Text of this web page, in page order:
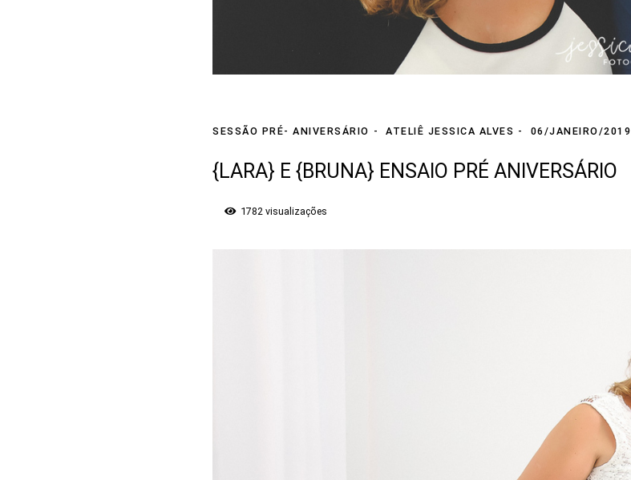
SESSÃO PRÉ- ANIVERSÁRIO ATELIÊ JESSICA ALVES 06/JANEIRO/2019
{LARA} E {BRUNA} ENSAIO PRÉ ANIVERSÁRIO
1782 visualizações